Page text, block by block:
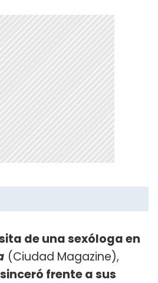
de una sexóloga en
(Ciudad Magazine),
frente a sus